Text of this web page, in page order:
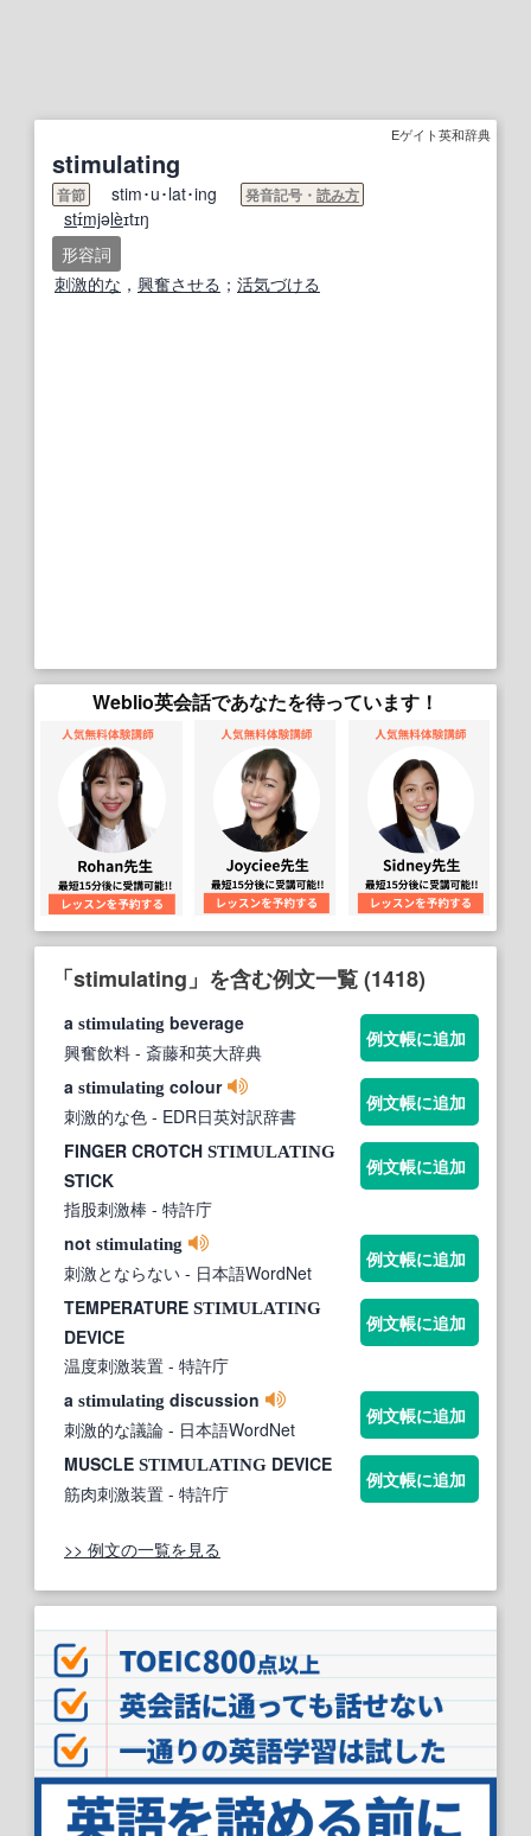
Eゲイト英和辞典
stimulating
音節 stim･u･lat･ing 発音記号・ 読み方
stɪ́mjəlèɪtɪŋ
形容詞
刺激的な ， 興奮させる ； 活気づける
Weblio英会話であなたを待っています！
「stimulating」を含む例文一覧 (1418)
a stimulating beverage
興奮飲料 - 斎藤和英大辞典
例文帳に追加
a stimulating colour
刺激的な色 - EDR日英対訳辞書
例文帳に追加
FINGER CROTCH STIMULATING
STICK
指股刺激棒 - 特許庁
例文帳に追加
not stimulating
刺激とならない - 日本語WordNet
例文帳に追加
TEMPERATURE STIMULATING
DEVICE
温度刺激装置 - 特許庁
例文帳に追加
a stimulating discussion
刺激的な議論 - 日本語WordNet
例文帳に追加
MUSCLE STIMULATING DEVICE
筋肉刺激装置 - 特許庁
例文帳に追加
>> 例文の一覧を見る